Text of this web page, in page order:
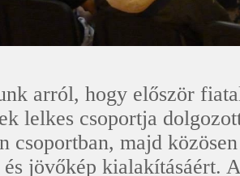
arról, hogy először
lelkes csoportja
csoportban, majd
jövőkép kialakításáért.